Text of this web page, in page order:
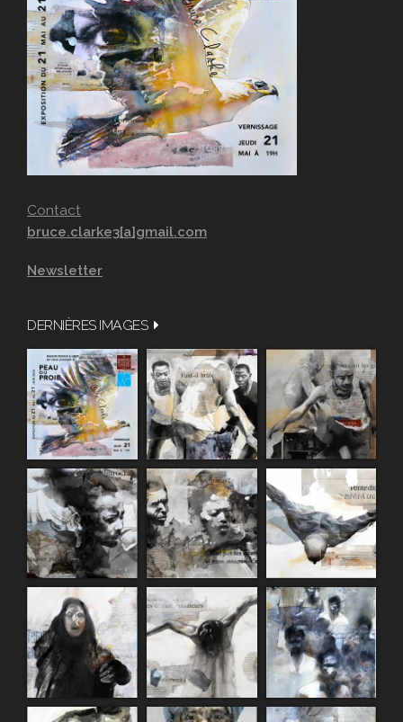
Contact
bruce.clarke3[a]gmail.com
Newsletter
DERNIÈRES IMAGES